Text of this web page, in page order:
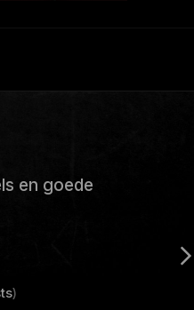
en goede
)